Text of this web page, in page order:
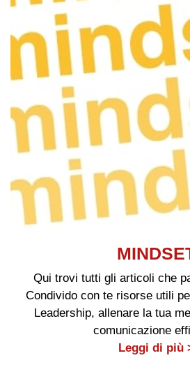
Qui trovi tutti gli articoli che
Condivido con te risorse utili
Leadership, allenare la tua
comunicazione
Leggi di più